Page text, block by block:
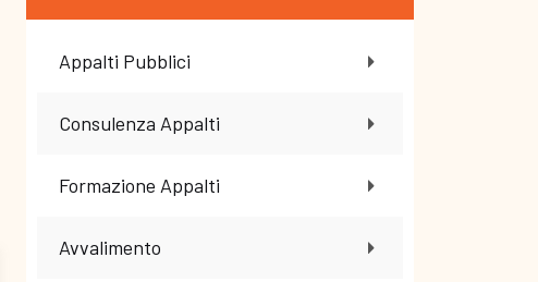
Appalti Pubblici
Consulenza Appalti
Formazione Appalti
Avvalimento